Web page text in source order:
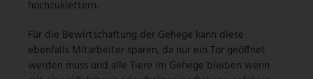
hochzuklettern.
Für die Bewirtschaftung der Gehege kann diese
ebenfalls Mitarbeiter sparen, da nur ein Tor geöffnet
werden muss und alle Tiere im Gehege bleiben wenn